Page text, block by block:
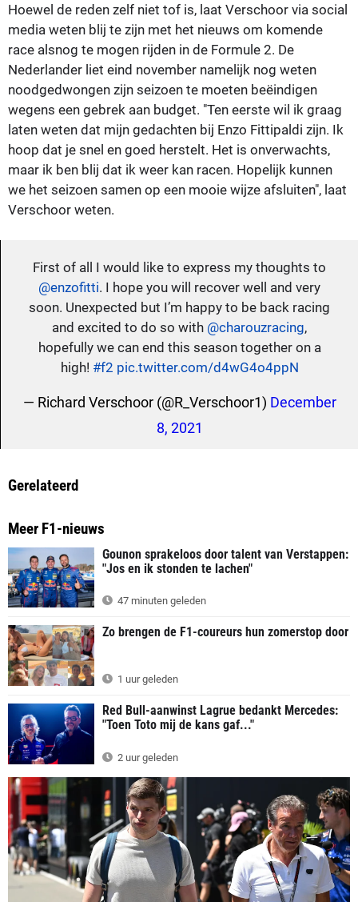
Hoewel de reden zelf niet tof is, laat Verschoor via social
media weten blij te zijn met het nieuws om komende
race alsnog te mogen rijden in de Formule 2. De
Nederlander liet eind november namelijk nog weten
noodgedwongen zijn seizoen te moeten beëindigen
wegens een gebrek aan budget. "Ten eerste wil ik graag
laten weten dat mijn gedachten bij Enzo Fittipaldi zijn. Ik
hoop dat je snel en goed herstelt. Het is onverwachts,
maar ik ben blij dat ik weer kan racen. Hopelijk kunnen
we het seizoen samen op een mooie wijze afsluiten", laat
Verschoor weten.
First of all I would like to express my thoughts to
@enzofitti. I hope you will recover well and very
soon. Unexpected but I’m happy to be back racing
and excited to do so with @charouzracing,
hopefully we can end this season together on a
high! #f2 pic.twitter.com/d4wG4o4ppN
— Richard Verschoor (@R_Verschoor1) December
8, 2021
Gerelateerd
Meer F1-nieuws
Gounon sprakeloos door talent van Verstappen:
"Jos en ik stonden te lachen"
47 minuten geleden
Zo brengen de F1-coureurs hun zomerstop door
1 uur geleden
Red Bull-aanwinst Lagrue bedankt Mercedes:
"Toen Toto mij de kans gaf..."
2 uur geleden